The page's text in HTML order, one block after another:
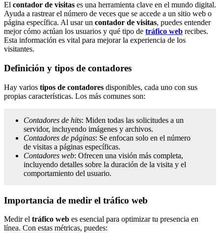
El contador de visitas es una herramienta clave en el mundo digital.
Ayuda a rastrear el número de veces que se accede a un sitio web o
página específica. Al usar un contador de visitas, puedes entender
mejor cómo actúan los usuarios y qué tipo de tráfico web recibes.
Esta información es vital para mejorar la experiencia de los
visitantes.
Definición y tipos de contadores
Hay varios tipos de contadores disponibles, cada uno con sus
propias características. Los más comunes son:
Contadores de hits: Miden todas las solicitudes a un
servidor, incluyendo imágenes y archivos.
Contadores de páginas: Se enfocan solo en el número
de visitas a páginas específicas.
Contadores web: Ofrecen una visión más completa,
incluyendo detalles sobre la duración de la visita y el
comportamiento del usuario.
Importancia de medir el tráfico web
Medir el tráfico web es esencial para optimizar tu presencia en
línea. Con estas métricas, puedes: